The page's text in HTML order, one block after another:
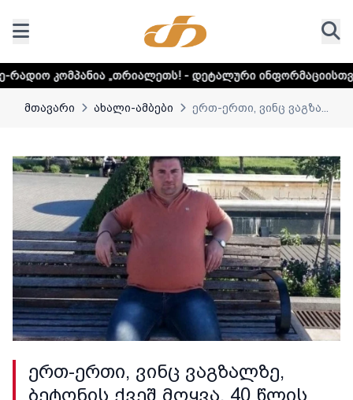
„თრიალეთს! - დეტალური ინფორმაციისთვის დააკლიკეთ
მთავარი ახალი-ამბები ერთ-ერთი, ვინც ვაგზა...
ერთ-ერთი, ვინც ვაგზალზე,
ბეტონის ქვეშ მოყვა, 40 წლის